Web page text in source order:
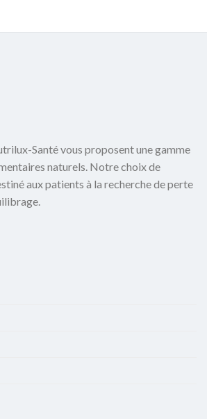
Santé vous proposent une gamme
naturels. Notre choix de
aux patients à la recherche de perte